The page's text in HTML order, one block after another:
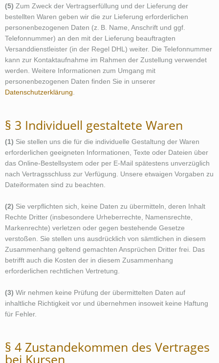
(5) Zum Zweck der Vertragserfüllung und der Lieferung der
bestellten Waren geben wir die zur Lieferung erforderlichen
personenbezogenen Daten (z. B. Name, Anschrift und ggf.
Telefonnummer) an den mit der Lieferung beauftragten
Versanddienstleister (in der Regel DHL) weiter. Die Telefonnummer
kann zur Kontaktaufnahme im Rahmen der Zustellung verwendet
werden. Weitere Informationen zum Umgang mit
personenbezogenen Daten finden Sie in unserer
Datenschutzerklärung
§ 3 Individuell gestaltete Waren
(1) Sie stellen uns die für die individuelle Gestaltung der Waren
erforderlichen geeigneten Informationen, Texte oder Dateien über
das Online-Bestellsystem oder per E-Mail spätestens unverzüglich
nach Vertragsschluss zur Verfügung. Unsere etwaigen Vorgaben zu
Dateiformaten sind zu beachten.
(2) Sie verpflichten sich, keine Daten zu übermitteln, deren Inhalt
Rechte Dritter (insbesondere Urheberrechte, Namensrechte,
Markenrechte) verletzen oder gegen bestehende Gesetze
verstoßen. Sie stellen uns ausdrücklich von sämtlichen in diesem
Zusammenhang geltend gemachten Ansprüchen Dritter frei. Das
betrifft auch die Kosten der in diesem Zusammenhang
erforderlichen rechtlichen Vertretung.
(3) Wir nehmen keine Prüfung der übermittelten Daten auf
inhaltliche Richtigkeit vor und übernehmen insoweit keine Haftung
für Fehler.
§ 4 Zustandekommen des Vertrages
bei Kursen